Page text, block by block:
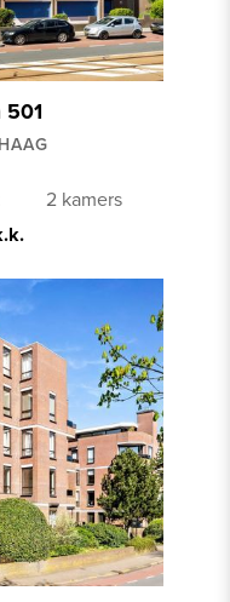
501
2 kamers